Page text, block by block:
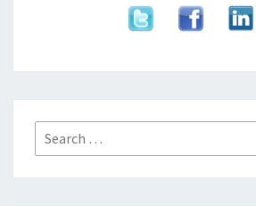
Search
for: